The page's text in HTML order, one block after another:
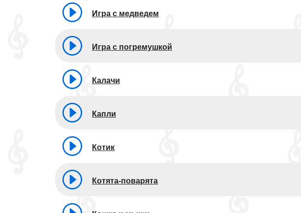
Игра с медведем
Игра с погремушкой
Калачи
Капли
Котик
Котята-поварята